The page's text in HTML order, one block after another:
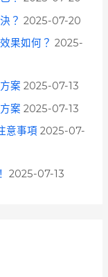
？ 2025-07-20
果如何？ 2025-
案 2025-07-13
案 2025-07-13
意事項 2025-07-
2025-07-13